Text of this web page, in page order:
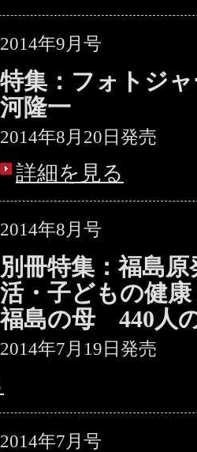
2014年9月号
特集：フォトジ
河隆一
2014年8月20日発売
詳細を見る
2014年8月号
別冊特集：福島
活・子どもの健康
福島の母 440人
2014年7月19日発売
2014年7月号